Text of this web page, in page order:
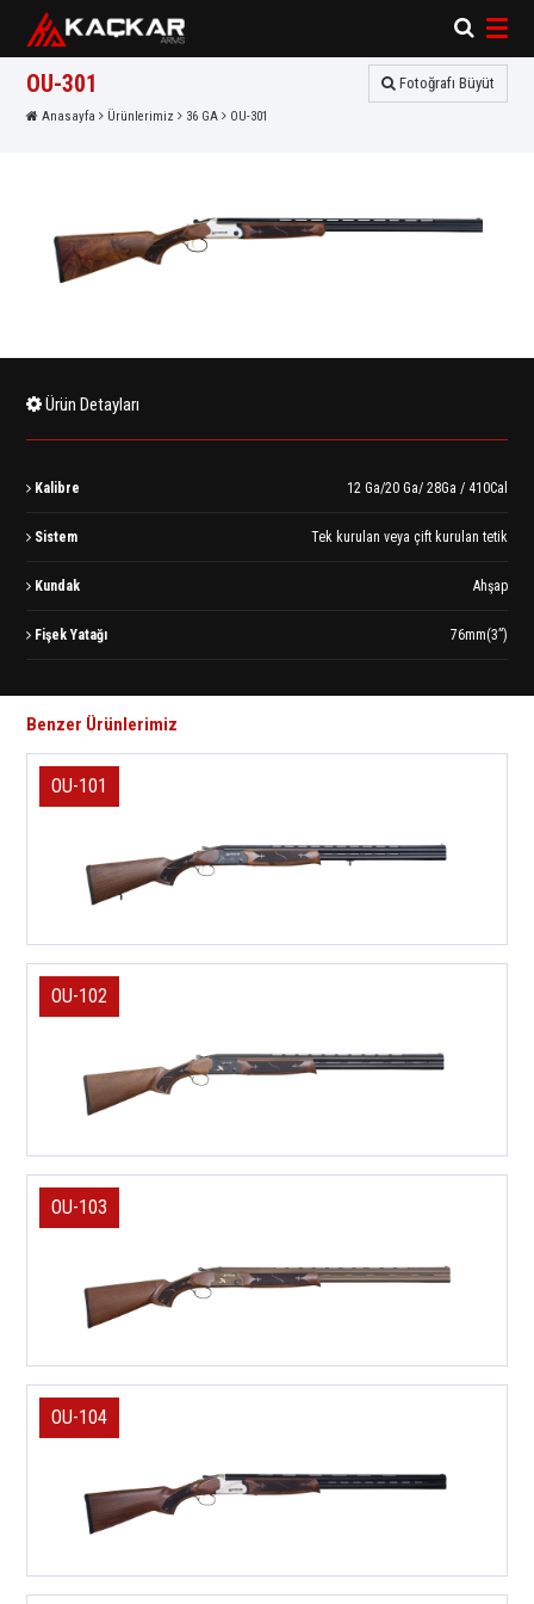
×
OU-301
Anasayfa Ürünlerimiz 36 GA OU-301
Fotoğrafı Büyüt
Ürün Detayları
Kalibre 12 Ga/20 Ga/ 28Ga / 410Cal
Sistem Tek kurulan veya çift kurulan tetik
Kundak Ahşap
Fişek Yatağı 76mm(3”)
Benzer Ürünlerimiz
OU-101
OU-102
OU-103
OU-104
×